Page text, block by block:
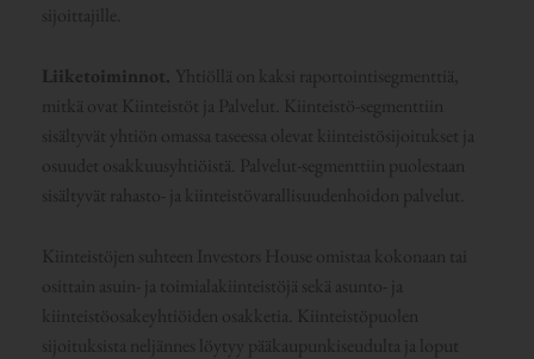
sijoittajille.
Liiketoiminnot. Yhtiöllä on kaksi raportointisegmenttiä,
mitkä ovat Kiinteistöt ja Palvelut. Kiinteistö-segmenttiin
sisältyvät yhtiön omassa taseessa olevat kiinteistösijoitukset ja
osuudet osakkuusyhtiöistä. Palvelut-segmenttiin puolestaan
sisältyvät rahasto- ja kiinteistövarallisuudenhoidon palvelut.
Kiinteistöjen suhteen Investors House omistaa kokonaan tai
osittain asuin- ja toimialakiinteistöjä sekä asunto- ja
kiinteistöosakeyhtiöiden osakketia. Kiinteistöpuolen
sijoituksista neljännes löytyy pääkaupunkiseudulta ja loput